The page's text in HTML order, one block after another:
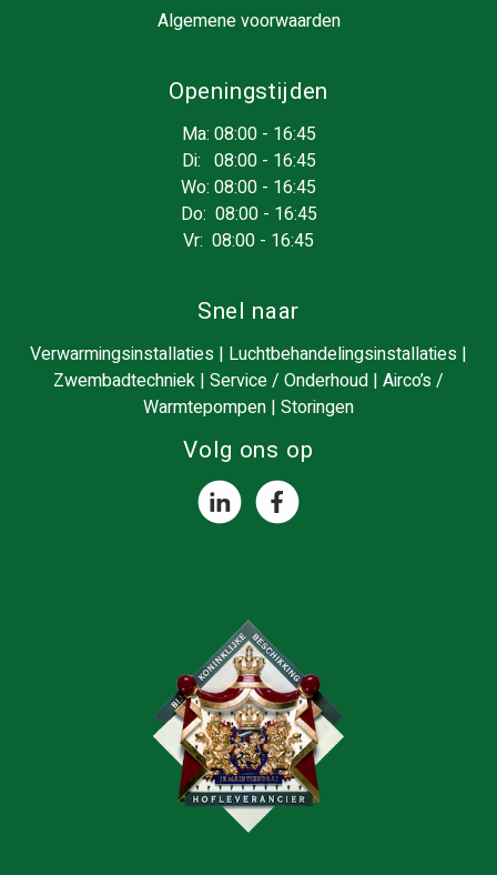
Algemene voorwaarden
Openingstijden
Ma: 08:00 - 16:45
Di: 08:00 - 16:45
Wo: 08:00 - 16:45
Do: 08:00 - 16:45
Vr: 08:00 - 16:45
Snel naar
Verwarmingsinstallaties | Luchtbehandelingsinstallaties |
Zwembadtechniek | Service / Onderhoud | Airco’s /
Warmtepompen | Storingen
Volg ons op